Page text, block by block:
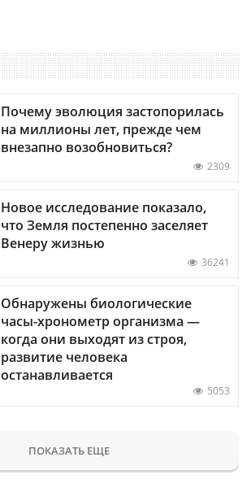
Почему эволюция застопорилась
на миллионы лет, прежде чем
внезапно возобновиться?
2309
Новое исследование показало,
что Земля постепенно заселяет
Венеру жизнью
36241
Обнаружены биологические
часы-хронометр организма —
когда они выходят из строя,
развитие человека
останавливается
5053
ПОКАЗАТЬ ЕЩЕ